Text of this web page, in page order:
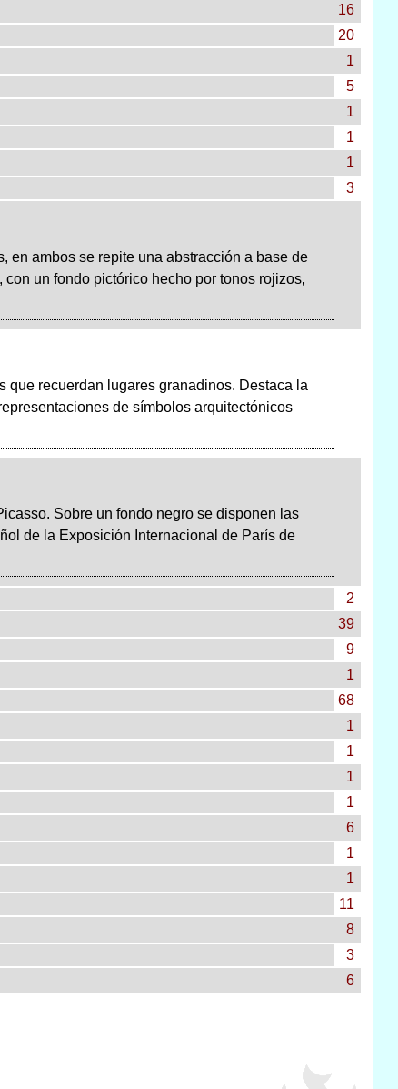
16
20
1
5
1
1
1
3
en ambos se repite una abstracción a base de
un fondo pictórico hecho por tonos rojizos,
que recuerdan lugares granadinos. Destaca la
de símbolos arquitectónicos
Sobre un fondo negro se disponen las
de la Exposición Internacional de París de
2
39
9
1
68
1
1
1
1
6
1
1
11
8
3
6